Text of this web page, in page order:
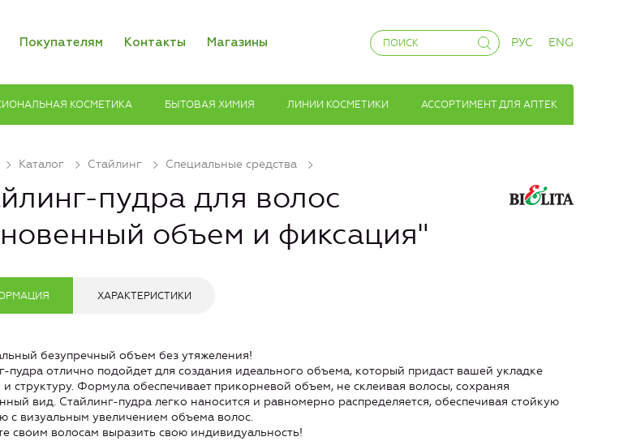
Покупателям Контакты Магазины РУС ENG
КОСМЕТИКА БЫТОВАЯ ХИМИЯ ЛИНИИ КОСМЕТИКИ АССОРТИМЕНТ ДЛЯ АПТЕК
Каталог Стайлинг Специальные средства
пудра для волос
объем и фиксация"
ХАРАКТЕРИСТИКИ
безупречный объем без утяжеления!
пудра отлично подойдет для создания идеального объема, который придаст вашей укладке
и структуру. Формула обеспечивает прикорневой объем, не склеивая волосы, сохраняя
вид. Стайлинг-пудра легко наносится и равномерно распределяется, обеспечивая стойкую
с визуальным увеличением объема волос.
своим волосам выразить свою индивидуальность!